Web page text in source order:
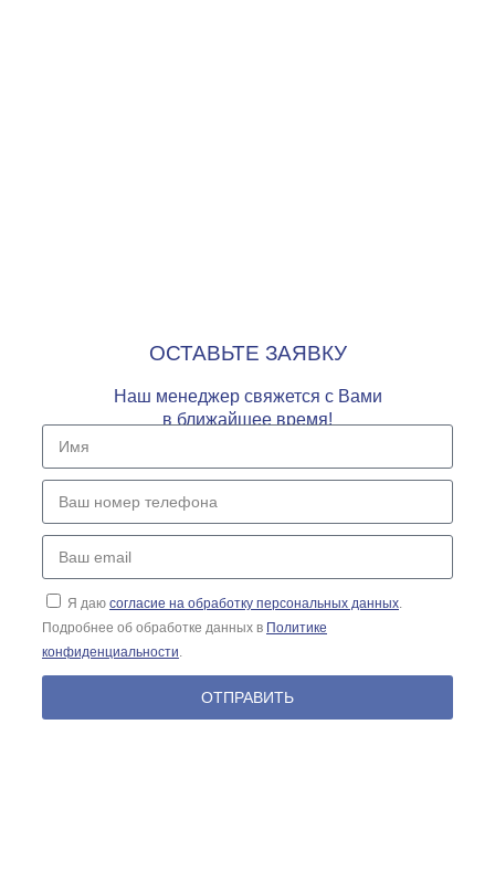
ОСТАВЬТЕ ЗАЯВКУ
Наш менеджер свяжется с Вами
в ближайшее время!
телефона
Я даю согласие на обработку персональных данных
Подробнее об обработке данных в Политике
конфиденциальности
ОТПРАВИТЬ